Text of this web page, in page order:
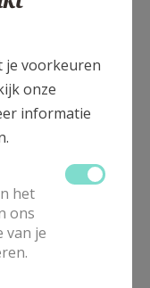
je voorkeuren
onze
informatie
het
ons
van je